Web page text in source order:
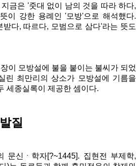
금은 '줏대 없이 남의 것을 따라 하다,
이 강한 용례인 '모방'으로 해석했다.
다, 따르다, 모범으로 삼다'라는 뜻도
이 모방설에 불을 붙이는 불씨가 되었
린 최만리의 상소가 모방설에 기름을
세종실록이 제공한 셈이다.
질
문신ㆍ학자[?~1445]. 집현전 부제학,